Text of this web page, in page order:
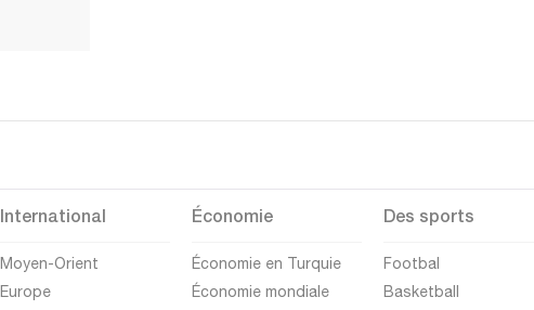
International
Moyen-Orient
Europe
Économie
Économie en Turquie
Économie mondiale
Des sports
Footbal
Basketball